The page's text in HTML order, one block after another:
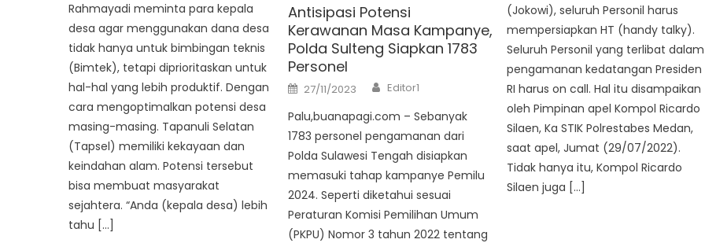
Rahmayadi meminta para kepala
desa agar menggunakan dana desa
tidak hanya untuk bimbingan teknis
(Bimtek), tetapi diprioritaskan untuk
hal-hal yang lebih produktif. Dengan
cara mengoptimalkan potensi desa
masing-masing. Tapanuli Selatan
(Tapsel) memiliki kekayaan dan
keindahan alam. Potensi tersebut
bisa membuat masyarakat
sejahtera. “Anda (kepala desa) lebih
tahu […]
Antisipasi Potensi
Kerawanan Masa Kampanye,
Polda Sulteng Siapkan 1783
Personel
Posted
on
27/11/2023 Author
Editor1
Palu,buanapagi.com – Sebanyak
1783 personel pengamanan dari
Polda Sulawesi Tengah disiapkan
memasuki tahap kampanye Pemilu
2024. Seperti diketahui sesuai
Peraturan Komisi Pemilihan Umum
(PKPU) Nomor 3 tahun 2022 tentang
(Jokowi), seluruh Personil harus
mempersiapkan HT (handy talky).
Seluruh Personil yang terlibat dalam
pengamanan kedatangan Presiden
RI harus on call. Hal itu disampaikan
oleh Pimpinan apel Kompol Ricardo
Silaen, Ka STIK Polrestabes Medan,
saat apel, Jumat (29/07/2022).
Tidak hanya itu, Kompol Ricardo
Silaen juga […]